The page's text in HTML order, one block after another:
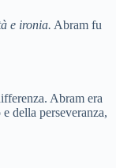
e ironia. Abram fu
Abram era
della perseveranza,